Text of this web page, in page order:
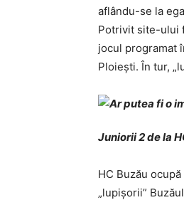
aflându-se la
Potrivit site-ului
jocul programat
Ploieşti. În tur,
Juniorii 2 de la
HC Buzău
„lupişorii”